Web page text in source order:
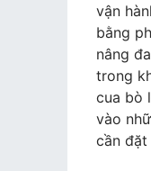
vận
bằng
nâng
trong
cua bò
vào
cần đặt